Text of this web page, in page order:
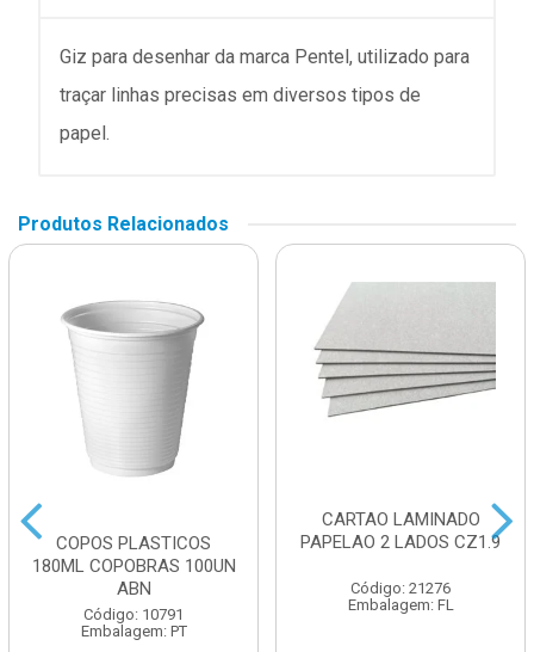
Giz para desenhar da marca Pentel, utilizado para
traçar linhas precisas em diversos tipos de
papel.
Produtos Relacionados
COPOS PLASTICOS
180ML COPOBRAS 100UN
ABN
Código: 10791
Embalagem: PT
CARTAO LAMINADO
PAPELAO 2 LADOS CZ1.9
Código: 21276
Embalagem: FL